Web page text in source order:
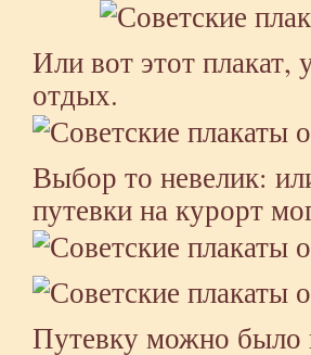
Или вот этот
отдых.
Выбор то невелик:
путевки на курорт
Путевку можно было